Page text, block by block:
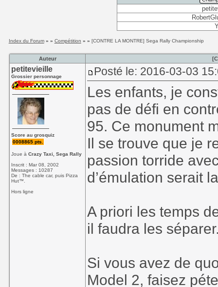
Index du Forum» » Compétition » » [CONTRE LA MONTRE] Sega Rally Championship
Auteur
petitevieille
Grossier personnage
Score au grosquiz
0008865 pts.
Joue àCrazy Taxi, Sega Rally
Inscrit : Mar 08, 2002
Messages : 10287
De : The cable car, puis Pizza
Hut™.
Hors ligne
Posté le: 2016-03-03
Les enfants, je
pas de défi en
95. Ce monument
Il se trouve que je
passion torride
d’émulation serait
A priori les temps
il faudra les
Si vous avez de
Model 2, faisez